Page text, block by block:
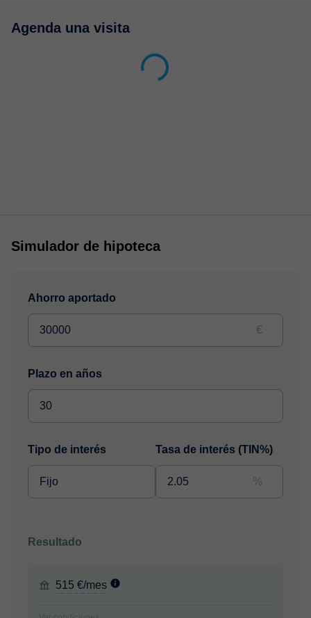
Agenda una visita
Simulador de hipoteca
Ahorro aportado
€
Plazo en años
Tipo de interés Tasa de interés (TIN%)
%
Resultado
515 €/mes